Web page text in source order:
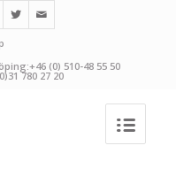
(0) 510-48 55 50
780 27 20